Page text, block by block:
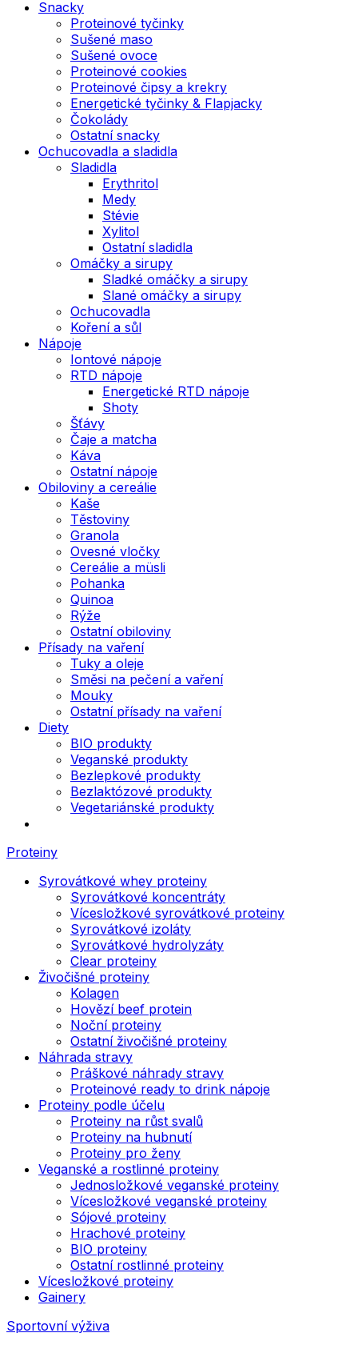
Snacky
Proteinové tyčinky
Sušené maso
Sušené ovoce
Proteinové cookies
Proteinové čipsy a krekry
Energetické tyčinky & Flapjacky
Čokolády
Ostatní snacky
Ochucovadla a sladidla
Sladidla
Erythritol
Medy
Stévie
Xylitol
Ostatní sladidla
Omáčky a sirupy
Sladké omáčky a sirupy
Slané omáčky a sirupy
Ochucovadla
Koření a sůl
Nápoje
Iontové nápoje
RTD nápoje
Energetické RTD nápoje
Shoty
Šťávy
Čaje a matcha
Káva
Ostatní nápoje
Obiloviny a cereálie
Kaše
Těstoviny
Granola
Ovesné vločky
Cereálie a müsli
Pohanka
Quinoa
Rýže
Ostatní obiloviny
Přísady na vaření
Tuky a oleje
Směsi na pečení a vaření
Mouky
Ostatní přísady na vaření
Diety
BIO produkty
Veganské produkty
Bezlepkové produkty
Bezlaktózové produkty
Vegetariánské produkty
Proteiny
Syrovátkové whey proteiny
Syrovátkové koncentráty
Vícesložkové syrovátkové proteiny
Syrovátkové izoláty
Syrovátkové hydrolyzáty
Clear proteiny
Živočišné proteiny
Kolagen
Hovězí beef protein
Noční proteiny
Ostatní živočišné proteiny
Náhrada stravy
Práškové náhrady stravy
Proteinové ready to drink nápoje
Proteiny podle účelu
Proteiny na růst svalů
Proteiny na hubnutí
Proteiny pro ženy
Veganské a rostlinné proteiny
Jednosložkové veganské proteiny
Vícesložkové veganské proteiny
Sójové proteiny
Hrachové proteiny
BIO proteiny
Ostatní rostlinné proteiny
Vícesložkové proteiny
Gainery
Sportovní výživa